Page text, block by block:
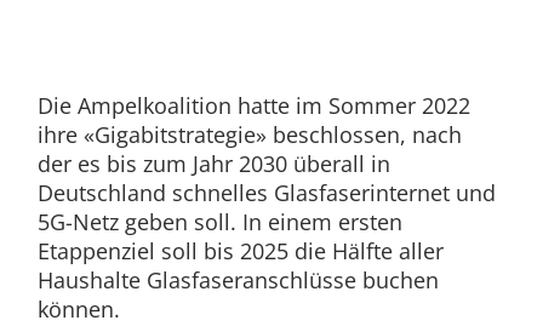
Die Ampelkoalition hatte im Sommer 2022
ihre «Gigabitstrategie» beschlossen, nach
der es bis zum Jahr 2030 überall in
Deutschland schnelles Glasfaserinternet und
5G-Netz geben soll. In einem ersten
Etappenziel soll bis 2025 die Hälfte aller
Haushalte Glasfaseranschlüsse buchen
können.